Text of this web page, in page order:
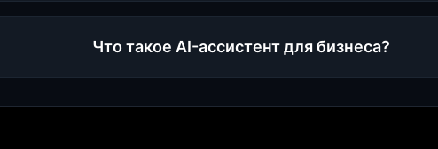
Что такое AI-ассистент для бизнеса?